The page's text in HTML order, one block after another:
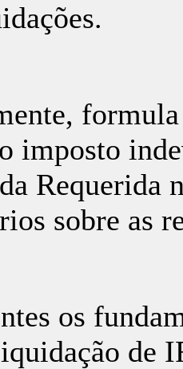
imposto
Requerida
sobre as
os
de